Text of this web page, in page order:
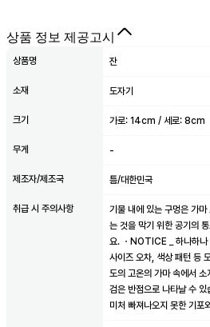
상품 정보 제공고시
상품명 잔
소재 도자기
크기 가로: 14cm / 세로: 8cm
무게 -
제조자/제조국 틈/대한민국
취급 시 주의사항
기물 내에 있는 구멍은 가마
는 것을 막기 위한 공기의
요. ㆍNOTICE _ 하나하나
사이즈 오차, 색상 패턴 등
도의 고온의 가마 속에서
검은 반점으로 나타날 수 있
미처 빠져나오지 못한 기포